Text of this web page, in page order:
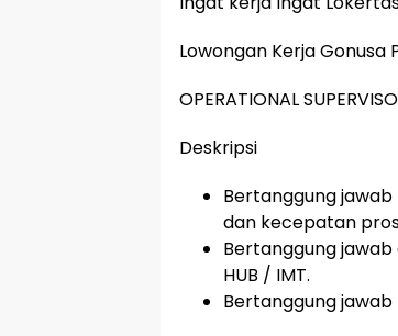
Lowongan Kerja Gonusa
OPERATIONAL
Deskripsi
Bertanggung
dan kecepatan
Bertanggung
HUB / IMT.
Bertanggung